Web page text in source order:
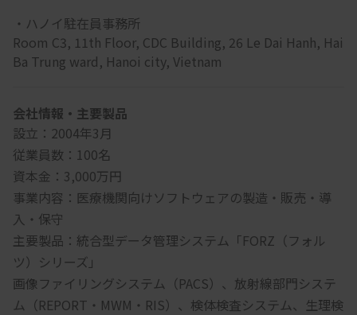
・ハノイ駐在員事務所
Room C3, 11th Floor, CDC Building, 26 Le Dai Hanh, Hai
Ba Trung ward, Hanoi city, Vietnam
会社情報・主要製品
設立：2004年3月
従業員数：100名
資本金：3,000万円
事業内容：医療機関向けソフトウェアの製造・販売・導
入・保守
主要製品：統合型データ管理システム「FORZ（フォル
ツ）シリーズ」
画像ファイリングシステム（PACS）、放射線部門システ
ム（REPORT・MWM・RIS）、検体検査システム、生理検